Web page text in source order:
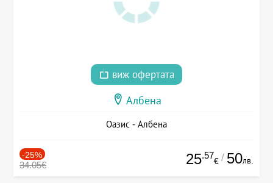
виж офертата
Албена
Оазис - Албена
-25%
34.05€ 25.57
€ / 50лв.